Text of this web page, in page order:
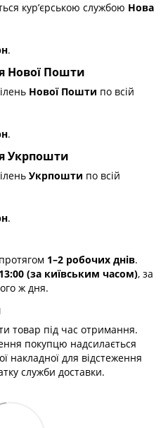
кур’єрською службою Нова
.
Нової Пошти
Нової Пошти по всій
.
Укрпошти
Укрпошти по всій
.
1–2 робочих днів.
(за київським часом), за
ж дня.
товар під час отримання.
покупцю надсилається
накладної для відстеження
служби доставки.